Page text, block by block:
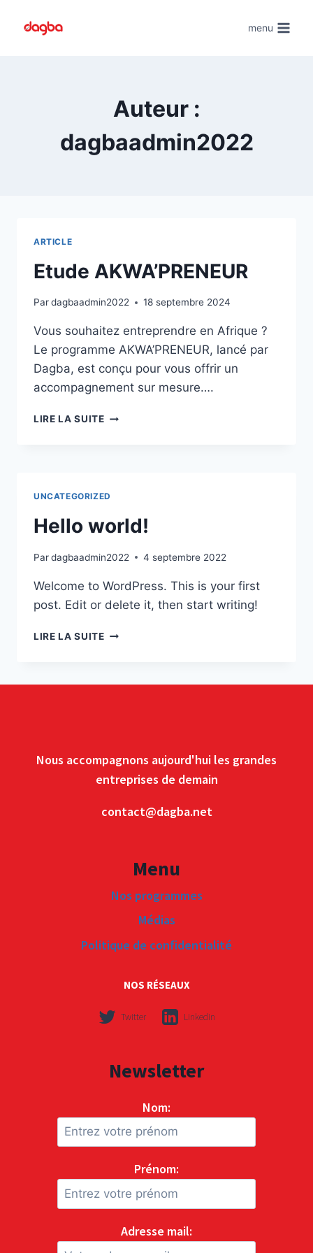
menu
Auteur :
dagbaadmin2022
ARTICLE
Etude AKWA’PRENEUR
Pardagbaadmin2022 18 septembre 2024
Vous souhaitez entreprendre en Afrique ?
Le programme AKWA’PRENEUR, lancé par
Dagba, est conçu pour vous offrir un
accompagnement sur mesure….
LIRE LA SUITEETUDE
UNCATEGORIZED
Hello world!
Pardagbaadmin2022 4 septembre 2022
Welcome to WordPress. This is your first
post. Edit or delete it, then start writing!
LIRE LA SUITEHELLO
Nous accompagnons aujourd'hui les grandes
entreprises de demain
contact@dagba.net
Menu
Nos programmes
Médias
Politique de confidentialité
NOS RÉSEAUX
Twitter Linkedin
Newsletter
Nom:
Prénom:
Adresse mail: